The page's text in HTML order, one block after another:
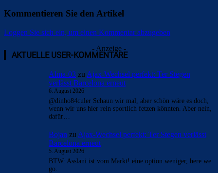
Kommentieren Sie den Artikel
Loggen Sie sich ein, um einen Kommentar abzugeben
- Anzeige -
AKTUELLE USER-KOMMENTARE
Alma-03 zu Ajax-Wechsel perfekt: Ter Stegen
verlässt Barcelona erneut
6. August 2026
@dinho84culer Schaun wir mal, aber schön wäre es doch,
wenn wir uns hier rein sportlich fetzen könnten. Aber nein,
dafür…
Bojan zu Ajax-Wechsel perfekt: Ter Stegen verlässt
Barcelona erneut
5. August 2026
BTW: Asslani ist vom Markt! eine option weniger, here we
go.